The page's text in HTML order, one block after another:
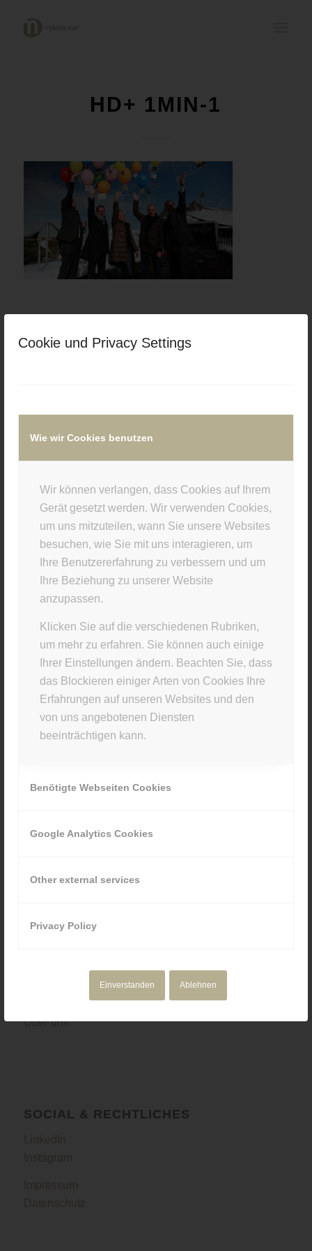
Cookie und Privacy Settings
Wie wir Cookies benutzen
Wir können verlangen, dass Cookies auf Ihrem
Gerät gesetzt werden. Wir verwenden Cookies,
um uns mitzuteilen, wann Sie unsere Websites
besuchen, wie Sie mit uns interagieren, um
Ihre Benutzererfahrung zu verbessern und um
Ihre Beziehung zu unserer Website
anzupassen.
Klicken Sie auf die verschiedenen Rubriken,
um mehr zu erfahren. Sie können auch einige
Ihrer Einstellungen ändern. Beachten Sie, dass
das Blockieren einiger Arten von Cookies Ihre
Erfahrungen auf unseren Websites und den
von uns angebotenen Diensten
beeinträchtigen kann.
Benötigte Webseiten Cookies
Google Analytics Cookies
Other external services
Privacy Policy
Einverstanden Ablehnen
HD+ 1MIN-1
9. FEBRUAR 2016
/ 0 KOMMENTARE
0
Hinterlasse einen Kommentar
An der Diskussion beteiligen?
Hinterlasse uns deinen Kommentar!
Du musstangemeldetsein, um einen Kommentar
abzugeben.
Materia Viva
Motion Design
Corporate Media
Über uns
SOCIAL & RECHTLICHES